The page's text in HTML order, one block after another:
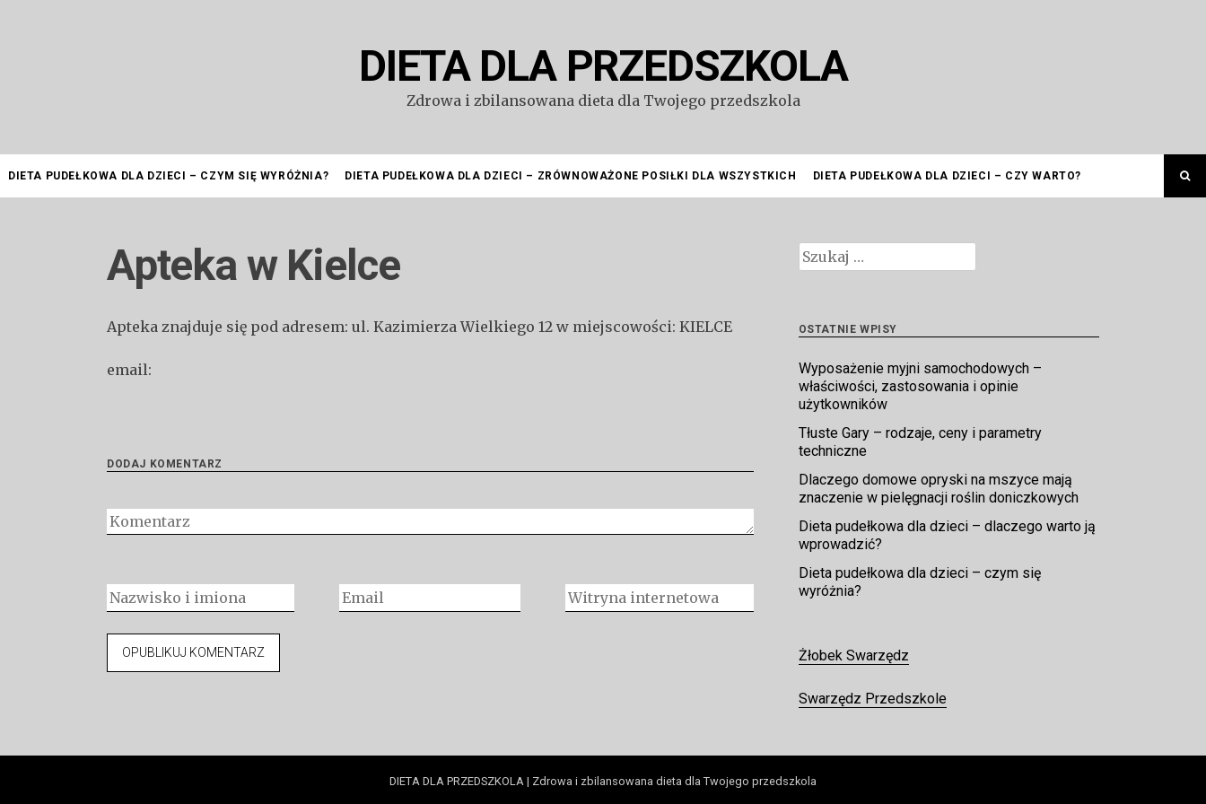
DIETA DLA PRZEDSZKOLA
Zdrowa i zbilansowana dieta dla Twojego przedszkola
DIETA PUDEŁKOWA DLA DZIECI – CZYM SIĘ WYRÓŻNIA? DIETA PUDEŁKOWA DLA DZIECI – ZRÓWNOWAŻONE POSIŁKI DLA WSZYSTKICH DIETA PUDEŁKOWA DLA DZIECI – CZY WARTO?
Apteka w Kielce
Apteka znajduje się pod adresem: ul. Kazimierza Wielkiego 12 w miejscowości: KIELCE
email:
DODAJ KOMENTARZ
Szukaj:
OSTATNIE WPISY
Wyposażenie myjni samochodowych –
właściwości, zastosowania i opinie
użytkowników
Tłuste Gary – rodzaje, ceny i parametry
techniczne
Dlaczego domowe opryski na mszyce mają
znaczenie w pielęgnacji roślin doniczkowych
Dieta pudełkowa dla dzieci – dlaczego warto ją
wprowadzić?
Dieta pudełkowa dla dzieci – czym się
wyróżnia?
Żłobek Swarzędz
Swarzędz Przedszkole
DIETA DLA PRZEDSZKOLA | Zdrowa i zbilansowana dieta dla Twojego przedszkola